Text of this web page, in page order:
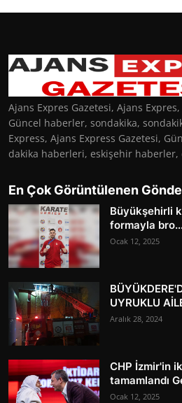
Ajans Expres Gazetesi, Ajans
Güncel haberler, sondakika,
Express, Ajans Express Gazetesi,
dakika haberleri, eskişehir haberler,
En Çok Görüntülenen
Büyükşehirli
formayla
Ocak 12, 2025
UYRUKLU
Aralık 28, 2024
CHP İzmir'in
tamamlandı
Ocak 12, 2025